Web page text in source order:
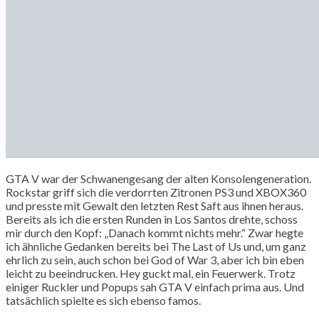
GTA V war der Schwanengesang der alten Konsolengeneration.
Rockstar griff sich die verdorrten Zitronen PS3 und XBOX360
und presste mit Gewalt den letzten Rest Saft aus ihnen heraus.
Bereits als ich die ersten Runden in Los Santos drehte, schoss
mir durch den Kopf: „Danach kommt nichts mehr.“ Zwar hegte
ich ähnliche Gedanken bereits bei The Last of Us und, um ganz
ehrlich zu sein, auch schon bei God of War 3, aber ich bin eben
leicht zu beeindrucken. Hey guckt mal, ein Feuerwerk. Trotz
einiger Ruckler und Popups sah GTA V einfach prima aus. Und
tatsächlich spielte es sich ebenso famos.